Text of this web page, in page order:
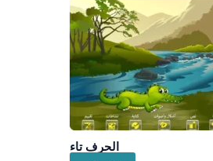
الحرف تاء